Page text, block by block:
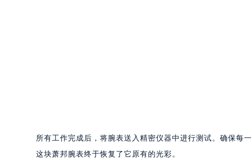
黑龙江省伊春市伊美区通河路萧邦售后服务
吉林省白城市洮北区明仁南街萧邦售后服务
所有工作完成后，将腕表送入精密仪器中进行测试。确保每
这块萧邦腕表终于恢复了它原有的光彩。